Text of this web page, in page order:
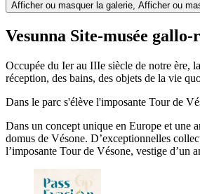
Afficher ou masquer la galerie, Afficher ou
Vesunna Site-musée
Occupée du Ier au IIIe siècle de notre ère,
réception, des bains, des objets de la vie
Dans le parc s'élève l'imposante Tour de
Dans un concept unique en Europe et une
domus de Vésone. D’exceptionnelles
l’imposante Tour de Vésone, vestige d’un